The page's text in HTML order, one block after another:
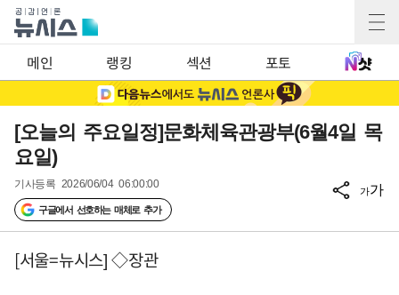
메인 랭킹 섹션 포토
[오늘의 주요일정]문화체육관광부(6월4일 목
요일)
기사등록 2026/06/04 06:00:00
구글에서 선호하는 매체로 추가
가가
[서울=뉴시스] ◇장관